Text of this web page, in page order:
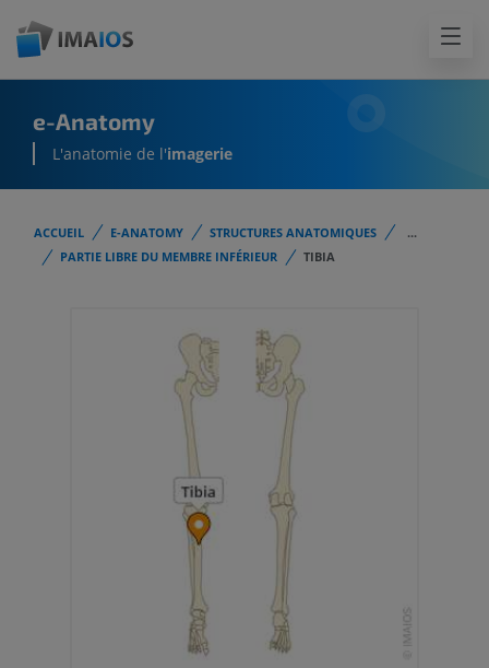
e-Anatomy
L'anatomie de l'imagerie
ACCUEIL E-ANATOMY STRUCTURES ANATOMIQUES
...
PARTIE LIBRE DU MEMBRE INFÉRIEUR
TIBIA